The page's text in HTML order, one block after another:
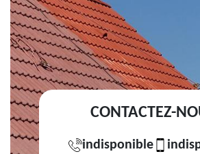
CONTACTEZ-
indisponible